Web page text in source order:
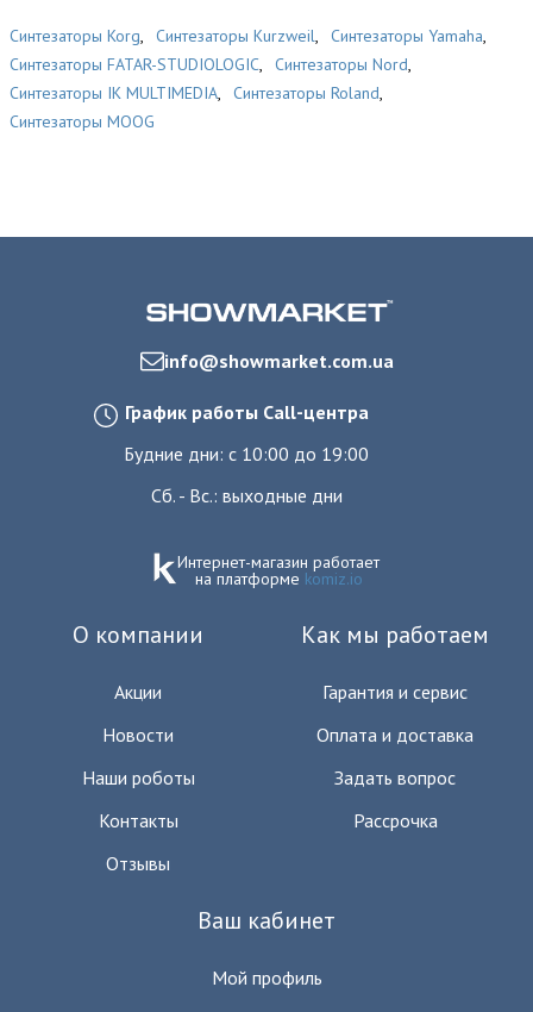
Синтезаторы Korg, Синтезаторы Kurzweil, Синтезаторы Yamaha,
Синтезаторы FATAR-STUDIOLOGIC, Синтезаторы Nord,
Синтезаторы IK MULTIMEDIA, Синтезаторы Roland,
Синтезаторы MOOG
info@showmarket.com.ua
График работы Call-центра
Будние дни: с 10:00 до 19:00
Сб. - Вс.: выходные дни
Интернет-магазин работает
на платформе komiz.io
О компании
Акции
Новости
Наши роботы
Контакты
Отзывы
Как мы работаем
Гарантия и сервис
Оплата и доставка
Задать вопрос
Рассрочка
Ваш кабинет
Мой профиль